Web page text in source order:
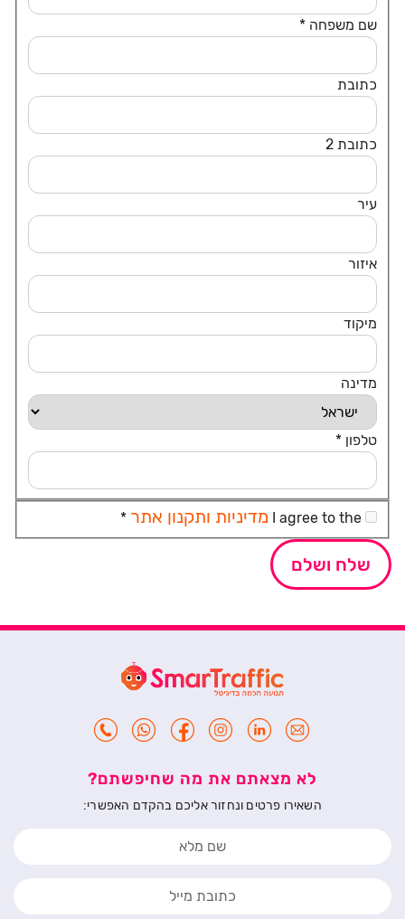
*
איזור
*
מדיניות ותקנון אתר *
לא מצאתם את מה שחיפשתם?
השאירו פרטים ונחזור אליכם בהקדם האפשרי: